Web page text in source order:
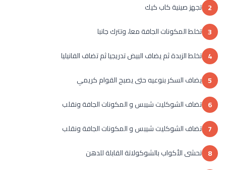
2 تجهز صينية كاب كيك
3 تخلط المكونات الجافة معا، وتترك جانبا
4 تخلط الزبدة ثم يضاف البيض تدريجيا ثم تضاف الفانيليا
5 يضاف السكر بنوعيه حتى يصبح القوام كريمي
6 تضاف الشوكليت شيبس و المكونات الجافة ونقلب
7 تضاف الشوكليت شيبس و المكونات الجافة ونقلب
8 تحشى الأكواب بالشوكولاتة القابلة للدهن